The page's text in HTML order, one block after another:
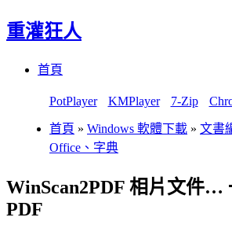
重灌狂人
首頁
PotPlayer KMPlayer 7-Zip
首頁 » Windows 軟體下載 » 文書
Office、字典
WinScan2PDF 相片文件…
PDF